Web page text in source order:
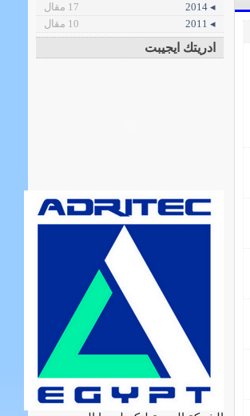
◂ 2014
17 مقال
◂ 2011
10 مقال
ادريتك ايجيبت